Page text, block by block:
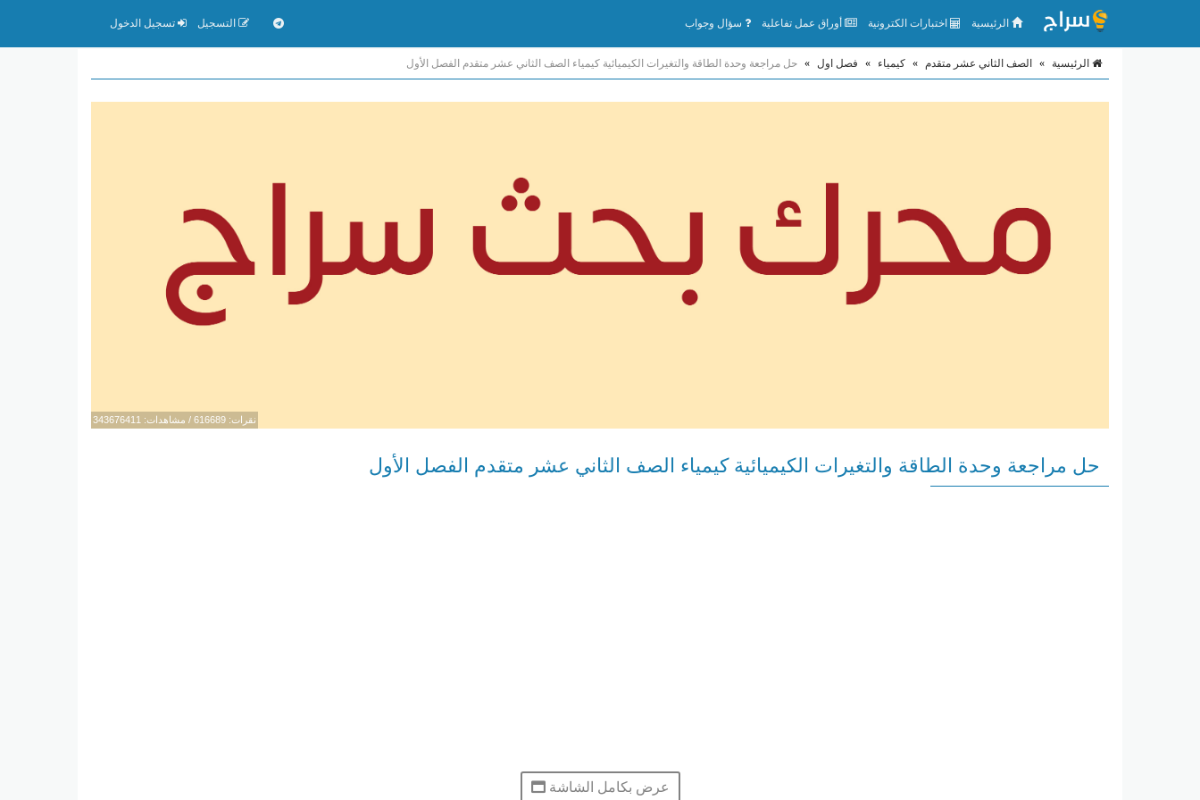
الرئيسية اختبارات الكترونية أوراق عمل تفاعلية سؤال وجواب التسجيل تسجيل الدخول
الرئيسية » الصف الثاني عشر متقدم » كيمياء » فصل اول » حل مراجعة وحدة الطاقة والتغيرات الكيميائية كيمياء الصف الثاني عشر متقدم الفصل الأول
نقرات: 616689 / مشاهدات: 343676411
حل مراجعة وحدة الطاقة والتغيرات الكيميائية كيمياء الصف الثاني عشر متقدم الفصل الأول
عرض بكامل الشاشة